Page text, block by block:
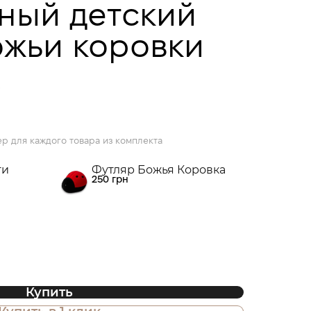
детский
коровки
для каждого товара из комплекта
Футляр Божья Коровка
250 грн
Купить